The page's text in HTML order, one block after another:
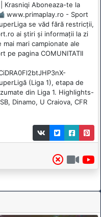
Krasniqi Aboneaza-te la
www.primaplay.ro - Sport
se văd fără restricții,
ai știri și informații la zi
mari campionate ale
pe pagina COMUNITATII
(Liga 1), etapa de
din Liga 1. Highlights-
Dinamo, U Craiova, CFR